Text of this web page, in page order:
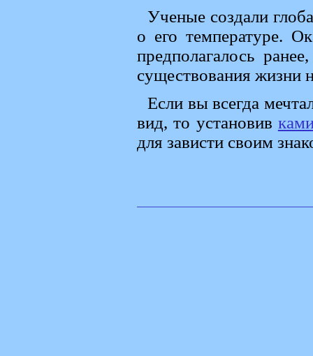
Ученые создали
о его температуре.
предполагалось
существования жизни
Если вы всегда
вид, то установив
для зависти своим